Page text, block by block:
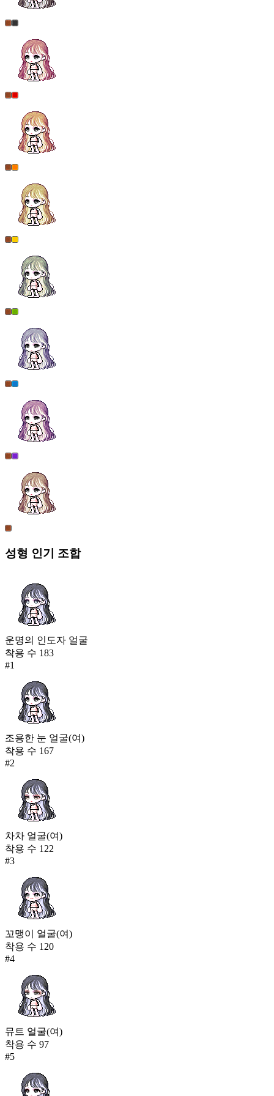
성형 인기 조합
운명의 인도자 얼굴
착용 수 183
#1
조용한 눈 얼굴(여)
착용 수 167
#2
차차 얼굴(여)
착용 수 122
#3
꼬맹이 얼굴(여)
착용 수 120
#4
뮤트 얼굴(여)
착용 수 97
#5